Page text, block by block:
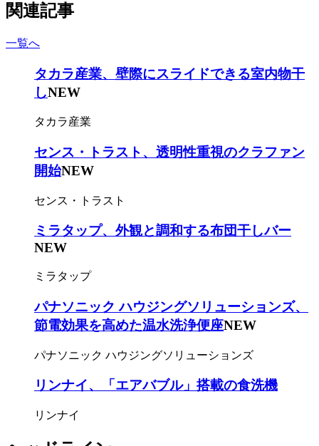
関連記事
一覧へ
タカラ産業、壁際にスライドできる室内物干
しNEW
タカラ産業
センス・トラスト、透明性重視のクラファン
開始NEW
センス・トラスト
ミラタップ、外観と調和する布団干しバー
NEW
ミラタップ
パナソニック ハウジングソリューションズ、
節電効果を高めた温水洗浄便座NEW
パナソニック ハウジングソリューションズ
リンナイ、「エアバブル」搭載の食洗機
リンナイ